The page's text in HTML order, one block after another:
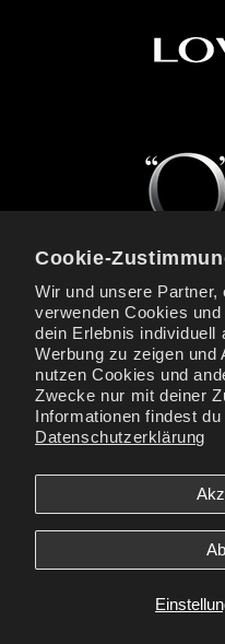
Cookie-
Wir und unsere
verwenden Cookies
dein Erlebnis individuell
Werbung zu zeigen und
nutzen Cookies und
Zwecke nur mit deiner
Informationen findest
Datenschutzerklärung
MELDEN SIE SICH
E-Mail